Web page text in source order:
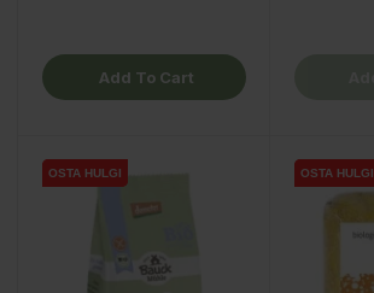
Add To Cart
OSTA HULGI
OSTA HULGI OSTA HULGI
OSTA HULGI